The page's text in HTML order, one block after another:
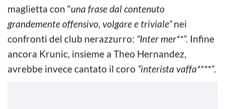
maglietta con “una frase dal contenuto
grandemente offensivo, volgare e triviale”nei
confronti del club nerazzurro: “Inter mer**”. Infine
ancora Krunic, insieme a Theo Hernandez,
avrebbe invece cantato il coro “interista vaffa****”.